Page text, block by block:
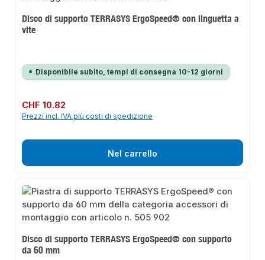
Disco di supporto TERRASYS ErgoSpeed® con linguetta a
vite
Disponibile subito, tempi di consegna 10-12 giorni
Prezzo normale:
CHF 10.82
Prezzi incl. IVA più costi di spedizione
Nel carrello
Disco di supporto TERRASYS ErgoSpeed® con supporto
da 60 mm